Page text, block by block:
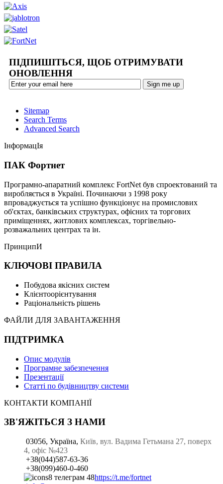
ПІДПИШІТЬСЯ, ЩОБ ОТРИМУВАТИ
ОНОВЛЕННЯ
Sitemap
Search Terms
Advanced Search
ІнформацІя
ПАК Фортнет
Програмно-апаратний комплекс FortNet був спроектований та
виробляється в Україні. Починаючи з 1998 року
впроваджується та успішно функціонує на промислових
об'єктах, банківських структурах, офісних та торгових
приміщеннях, житлових комплексах, торгівельно-
розважальних центрах та ін.
ПринципИ
КЛЮЧОВІ ПРАВИЛА
Побудова якісних систем
Клієнтоорієнтування
Раціональність рішень
ФАЙЛИ ДЛЯ ЗАВАНТАЖЕННЯ
ПІДТРИМКА
Опис модулів
Програмне забезпечення
Презентації
Статті по будівництву системи
КОНТАКТИ КОМПАНІЇ
ЗВ'ЯЖІТЬСЯ З НАМИ
03056, Україна, Київ, вул. Вадима Гетьмана 27, поверх
4, офіс №423
+38(044)587-63-36
+38(099)460-0-460
https://t.me/fortnet